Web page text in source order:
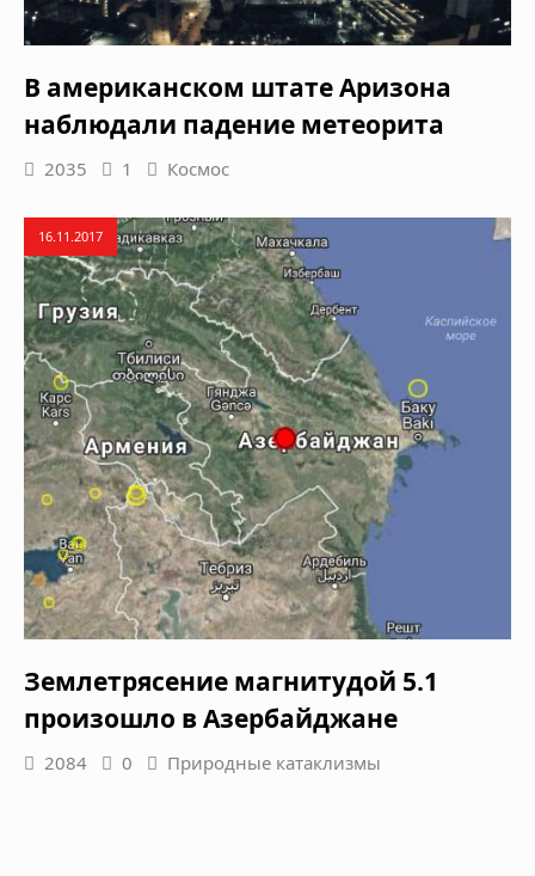
В американском штате Аризона
наблюдали падение метеорита
2035 1 Космос
16.11.2017
Землетрясение магнитудой 5.1
произошло в Азербайджане
2084 0 Природные катаклизмы